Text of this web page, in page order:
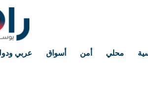
محلي أمن أسواق عربي